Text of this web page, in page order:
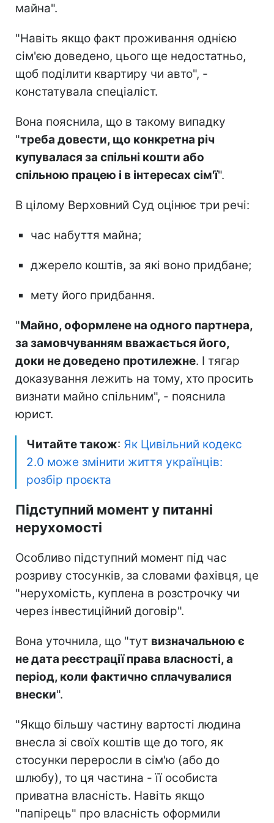
майна".
"Навіть якщо факт проживання однією
сім'єю доведено, цього ще недостатньо,
щоб поділити квартиру чи авто", -
констатувала спеціаліст.
Вона пояснила, що в такому випадку
"треба довести, що конкретна річ
купувалася за спільні кошти або
спільною працею і в інтересах сім'ї".
В цілому Верховний Суд оцінює три речі:
час набуття майна;
джерело коштів, за які воно придбане;
мету його придбання.
"Майно, оформлене на одного партнера,
за замовчуванням вважається його,
доки не доведено протилежне. І тягар
доказування лежить на тому, хто просить
визнати майно спільним", - пояснила
юрист.
Читайте також: Як Цивільний кодекс
2.0 може змінити життя українців:
розбір проєкта
Підступний момент у питанні
нерухомості
Особливо підступний момент під час
розриву стосунків, за словами фахівця, це
"нерухомість, куплена в розстрочку чи
через інвестиційний договір".
Вона уточнила, що "тут визначальною є
не дата реєстрації права власності, а
період, коли фактично сплачувалися
внески".
"Якщо більшу частину вартості людина
внесла зі своїх коштів ще до того, як
стосунки переросли в сім'ю (або до
шлюбу), то ця частина - її особиста
приватна власність. Навіть якщо
"папірець" про власність оформили